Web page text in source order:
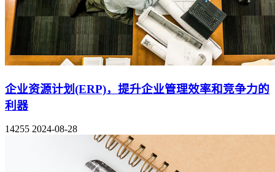
企业资源计划(ERP)，提升企业管理效率和竞争力的
利器
14255 2024-08-28